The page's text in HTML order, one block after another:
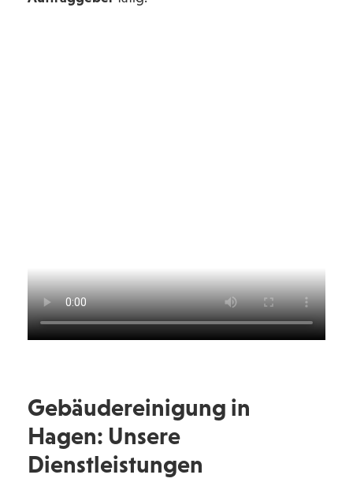
Gebäudereinigung in
Hagen: Unsere
Dienstleistungen